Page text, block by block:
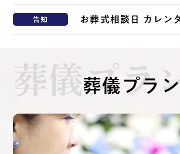
告知 お葬式相談日 カレン
葬儀プラン
葬儀プラ